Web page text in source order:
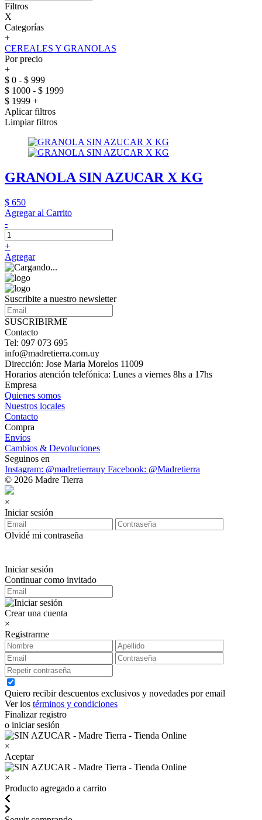
Filtros
X
Categorías
+
CEREALES Y GRANOLAS
Por precio
+
$ 0 - $ 999
$ 1000 - $ 1999
$ 1999 +
Aplicar filtros
Limpiar filtros
GRANOLA SIN AZUCAR X KG
$ 650
Agregar al Carrito
-
+
Agregar
Suscribite a nuestro newsletter
SUSCRIBIRME
Contacto
Tel: 097 073 695
info@madretierra.com.uy
Dirección: Jose Maria Morelos 11009
Horarios atención telefónica: Lunes a viernes 8hs a 17hs
Empresa
Quienes somos
Nuestros locales
Contacto
Compra
Envíos
Cambios & Devoluciones
Seguinos en
Instagram: @madretierrauy Facebook: @Madretierra
© 2026 Madre Tierra
×
Iniciar sesión
Olvidé mi contraseña
Iniciar sesión
Continuar como invitado
Crear una cuenta
×
Registrarme
Quiero recibir descuentos exclusivos y novedades por email
Ver los términos y condiciones
Finalizar registro
o iniciar sesión
×
Aceptar
×
Producto agregado a carrito